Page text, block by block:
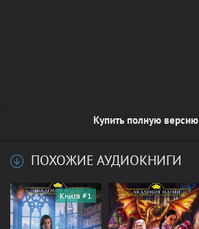
Купить полную версию
ПОХОЖИЕ АУДИОКНИГИ
Книга #1